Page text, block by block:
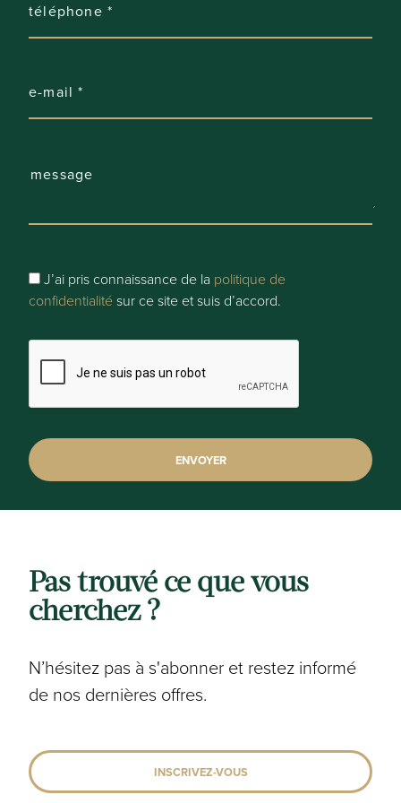
Parking Types:
Surface:
1.515 m²
Autorisation urbanistique délivrée:
oui
Sensible aux inondations:
Pas annoncé
Zone inondable:
Pas annoncé
Site non-protégé
J’ai pris connaissance de la politique de
confidentialitésur ce site et suis d’accord.
Pas trouvé ce que vous
cherchez ?
N’hésitez pas à s'abonner et restez informé
de nos dernières offres.
INSCRIVEZ-VOUS